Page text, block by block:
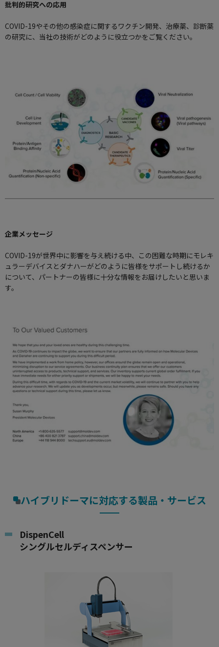
批判的研究への応用
COVID-19やその他の感染症に関するワクチン開発、治療薬、診断薬
の研究に、当社の技術がどのように役立つかをご覧ください。
企業メッセージ
COVID-19が世界中に影響を与え続ける中、この困難な時期にモレキ
ュラーデバイスとダナハーがどのように皆様をサポートし続けるか
について、パートナーの皆様に十分な情報をお届けしたいと思いま
す。
ハイブリドーマに対応する製品・サービス
DispenCell
シングルセルディスペンサー